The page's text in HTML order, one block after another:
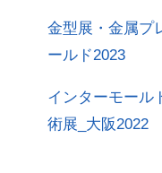
金型展・金属プ
ールド2023
インターモール
術展_大阪2022